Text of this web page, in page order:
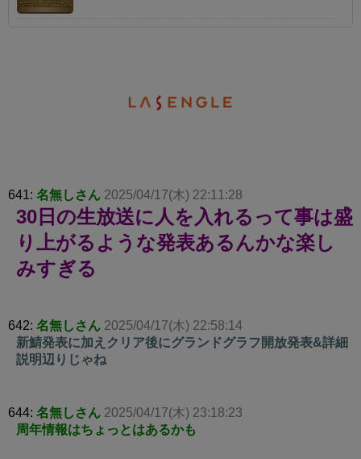
641: 名無しさん 2025/04/17(木) 22:11:28
30日の生放送に人を入れるって事は盛
り上がるような発表あるんかな楽し
みすぎる
642: 名無しさん 2025/04/17(木) 22:58:14
新鯖発表に加えクリア後にグランドグラフ開放発表&詳細
説明辺りじゃね
644: 名無しさん 2025/04/17(木) 23:18:23
周年情報はちょっとはあるかも